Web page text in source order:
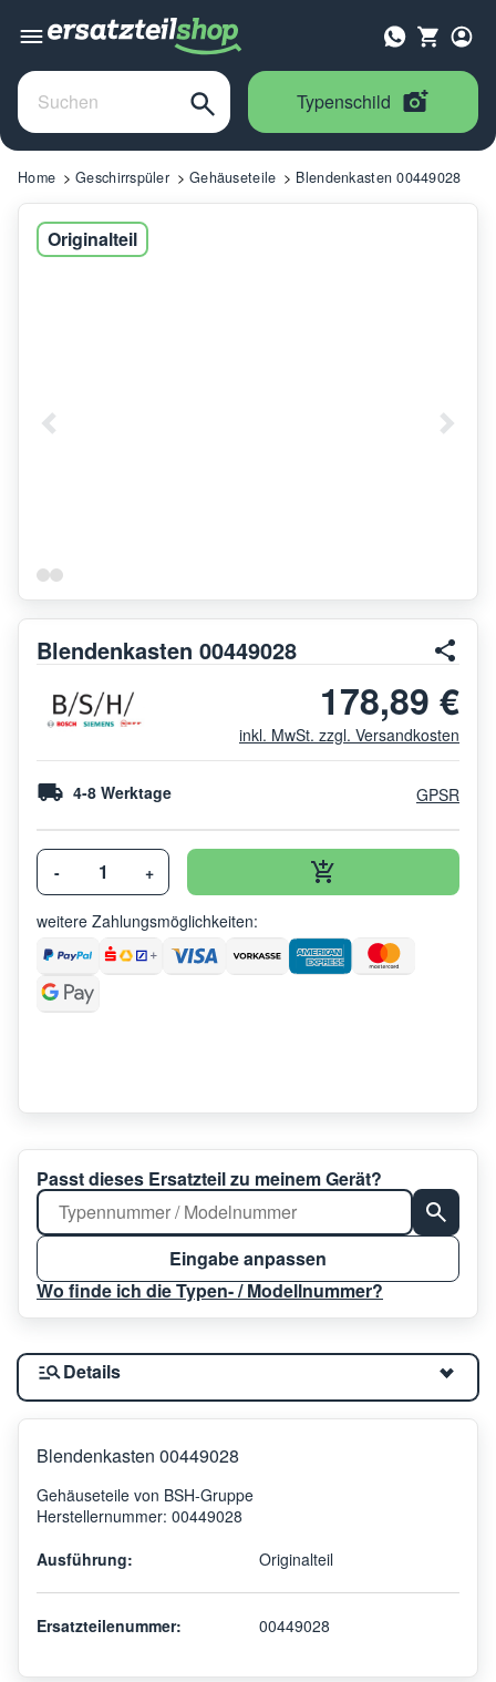
Typenschild
Home Geschirrspüler Gehäuseteile Blendenkasten 00449028
Originalteil
Blendenkasten 00449028
178,89 €
inkl. MwSt. zzgl. Versandkosten
4-8 Werktage GPSR
- +
weitere Zahlungsmöglichkeiten:
Passt dieses Ersatzteil zu meinem Gerät?
Eingabe anpassen
Wo finde ich die Typen- / Modellnummer?
Details
Blendenkasten 00449028
Gehäuseteile von BSH-Gruppe
Herstellernummer: 00449028
Ausführung:
Originalteil
Ersatzteilenummer: 00449028